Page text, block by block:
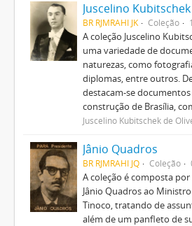
Juscelino
BR RJMRAHI JK Coleção
A coleção Juscelino
uma variedade de
naturezas, como
diplomas, entre outros.
destacam-se
construção de Brasília,
Juscelino Kubitschek de
Jânio Quadros
BR RJMRAHI JQ Coleção
A coleção é composta
Jânio Quadros ao
Tinoco, tratando de
além de um panfleto de